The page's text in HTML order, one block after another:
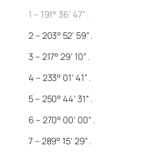
1 – 191° 36’ 47” .
2 – 203° 52’ 59” .
3 – 217° 29’ 10” .
4 – 233° 01’ 41” .
5 – 250° 44’ 31” .
6 – 270° 00’ 00” .
7 – 289° 15’ 29” .